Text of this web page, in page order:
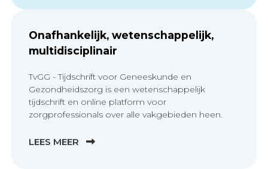
Onafhankelijk, wetenschappelijk,
multidisciplinair
TvGG - Tijdschrift voor Geneeskunde en
Gezondheidszorg is een wetenschappelijk
tijdschrift en online platform voor
zorgprofessionals over alle vakgebieden heen.
LEES MEER